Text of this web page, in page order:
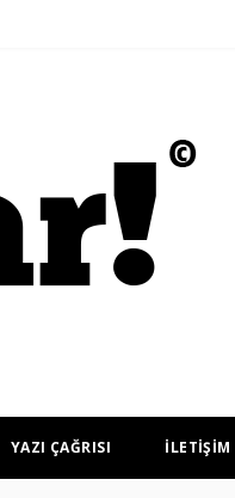
YAZI ÇAĞRISI İLETİŞİM